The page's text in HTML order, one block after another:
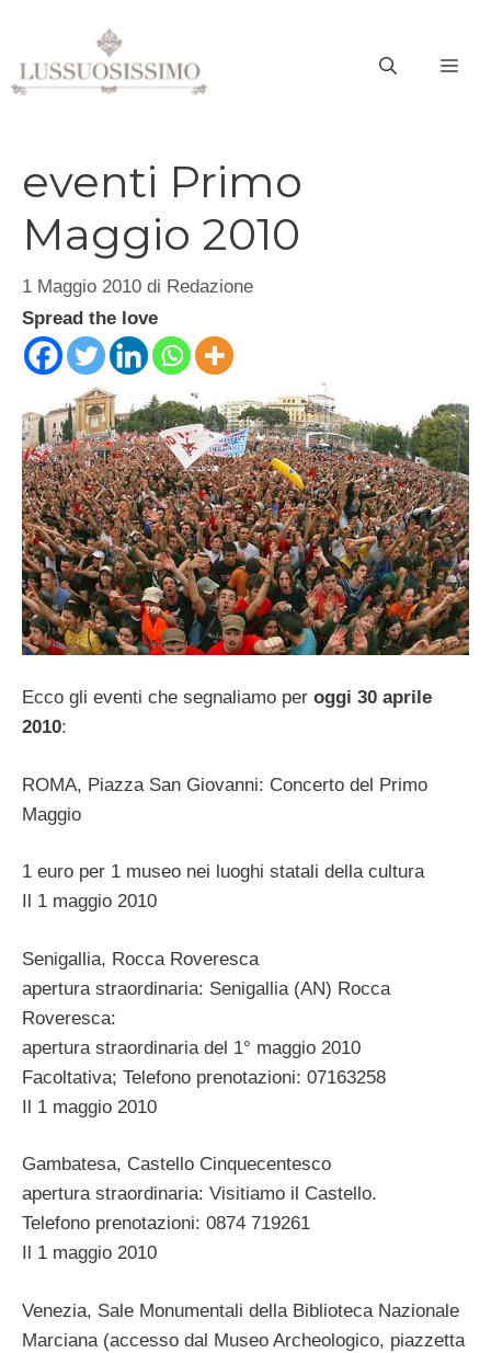
contenuto
eventi Primo
Maggio 2010
1 Maggio 2010 di Redazione
Spread the love
Ecco gli eventi che segnaliamo per oggi 30 aprile
2010:
ROMA, Piazza San Giovanni: Concerto del Primo
Maggio
1 euro per 1 museo nei luoghi statali della cultura
Il 1 maggio 2010
Senigallia, Rocca Roveresca
apertura straordinaria: Senigallia (AN) Rocca
Roveresca:
apertura straordinaria del 1° maggio 2010
Facoltativa; Telefono prenotazioni: 07163258
Il 1 maggio 2010
Gambatesa, Castello Cinquecentesco
apertura straordinaria: Visitiamo il Castello.
Telefono prenotazioni: 0874 719261
Il 1 maggio 2010
Venezia, Sale Monumentali della Biblioteca Nazionale
Marciana (accesso dal Museo Archeologico, piazzetta